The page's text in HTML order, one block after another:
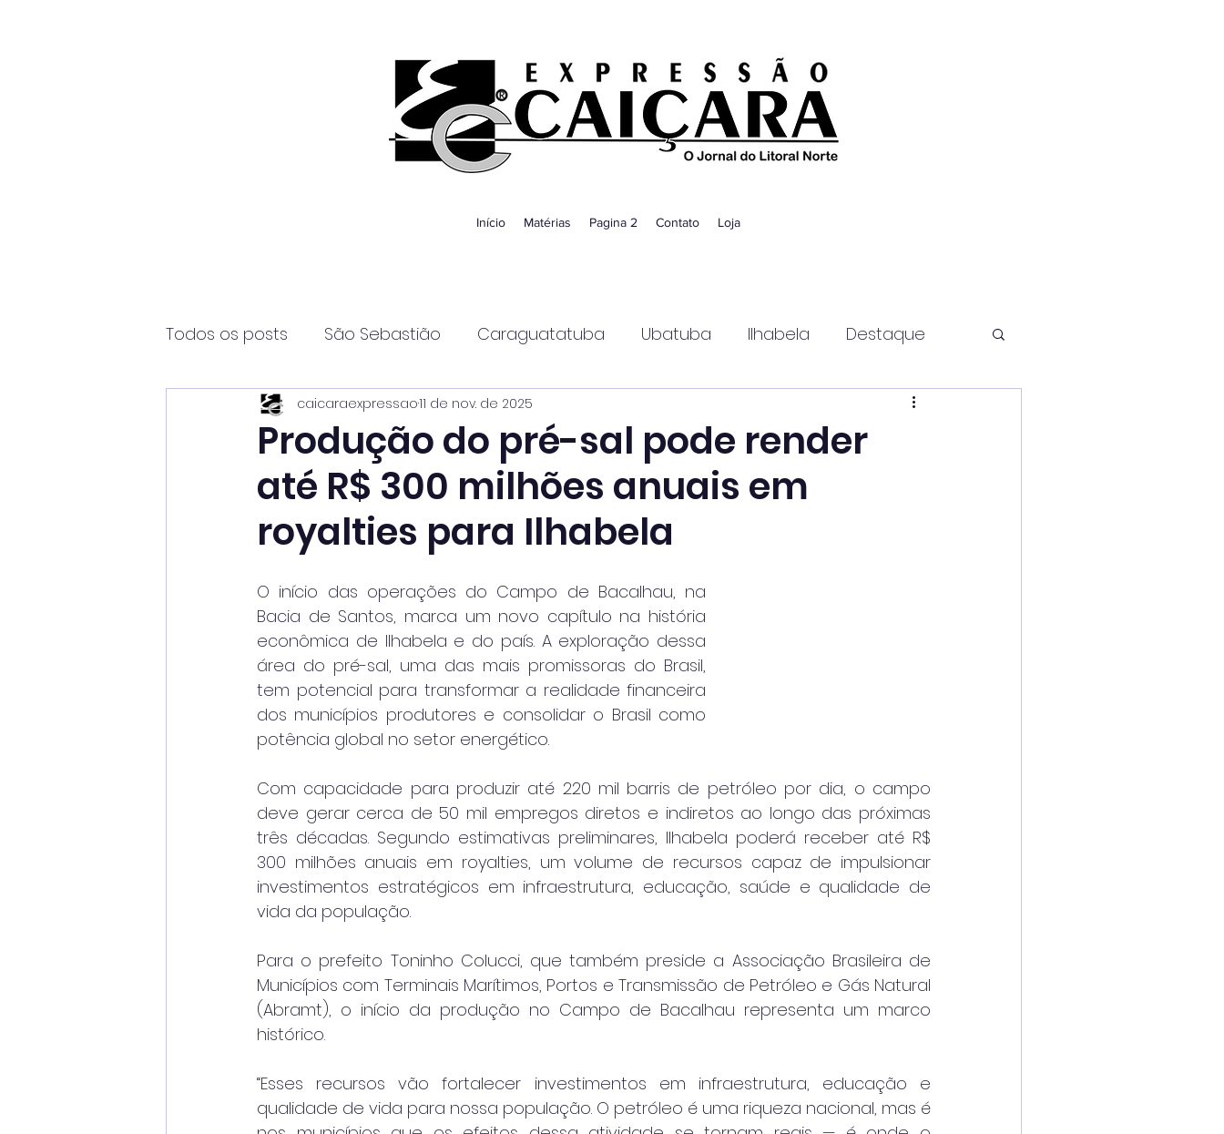
Início Matérias Pagina 2 Contato Loja
Todos os posts São Sebastião Caraguatatuba Ubatuba Ilhabela Destaque
Página2 Itanhaém Guaratinguetá
Produção do pré-sal pode render
até R$ 300 milhões anuais em
royalties para Ilhabela
caicaraexpressao11 de nov. de 2025
O início das operações do Campo de Bacalhau, na
Bacia de Santos, marca um novo capítulo na história
econômica de Ilhabela e do país. A exploração dessa
área do pré-sal, uma das mais promissoras do Brasil,
tem potencial para transformar a realidade financeira
dos municípios produtores e consolidar o Brasil como
potência global no setor energético.
Com capacidade para produzir até 220 mil barris de petróleo por dia, o campo
deve gerar cerca de 50 mil empregos diretos e indiretos ao longo das próximas
três décadas. Segundo estimativas preliminares, Ilhabela poderá receber até R$
300 milhões anuais em royalties, um volume de recursos capaz de impulsionar
investimentos estratégicos em infraestrutura, educação, saúde e qualidade de
vida da população.
Para o prefeito Toninho Colucci, que também preside a Associação Brasileira de
Municípios com Terminais Marítimos, Portos e Transmissão de Petróleo e Gás Natural
(Abramt), o início da produção no Campo de Bacalhau representa um marco
histórico.
“Esses recursos vão fortalecer investimentos em infraestrutura, educação e
qualidade de vida para nossa população. O petróleo é uma riqueza nacional, mas é